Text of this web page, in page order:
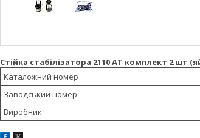
Стійка стабілізатора 2110 АТ комплект 2 шт
Каталожний номер
Заводський номер
Виробник